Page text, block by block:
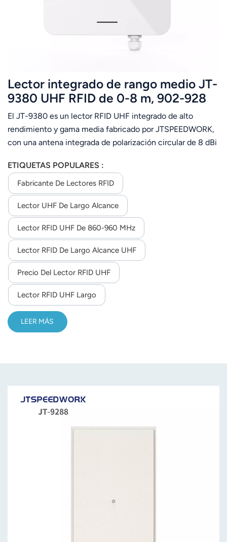
Lector integrado de rango medio JT-
9380 UHF RFID de 0-8 m, 902-928
MHz, lectura de múltiples etiquetas,
solo banda de frecuencia de EE. UU.
El JT-9380 es un lector RFID UHF integrado de alto
rendimiento y gama media fabricado por JTSPEEDWORK,
con una antena integrada de polarización circular de 8 dBi
ISO18000-6C, una frecuencia personalizable de 860-960
MHz y una potencia de RF ajustable de 0-33 dBm.Con una
distancia máxima de lectura de 9 m, más de 700 lecturas
por segundo y lectura de múltiples etiquetas, ofrece
comunicación flexible (RS232/TCP/IP/WiFi),
compatibilidad con SDK para desarrollo secundario y
funcionamiento estable entre -40 °C y 75 °C, lo que lo
hace adecuado para la gestión de activos industriales y el
seguimiento logístico.
ETIQUETAS POPULARES :
Fabricante De Lectores RFID
Lector UHF De Largo Alcance
Lector RFID UHF De 860-960 MHz
Lector RFID De Largo Alcance UHF
Precio Del Lector RFID UHF
Lector RFID UHF Largo
LEER MÁS